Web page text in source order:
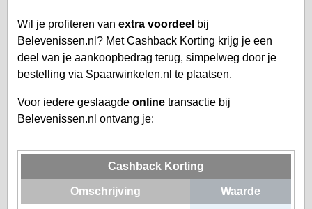
Wil je profiteren van extra voordeel bij
Belevenissen.nl? Met Cashback Korting krijg je een
deel van je aankoopbedrag terug, simpelweg door je
bestelling via Spaarwinkelen.nl te plaatsen.
Voor iedere geslaagde online transactie bij
Belevenissen.nl ontvang je:
Cashback Korting
Omschrijving Waarde